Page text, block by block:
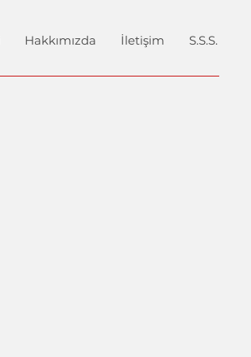
Hakkımızda İletişim S.S.S.